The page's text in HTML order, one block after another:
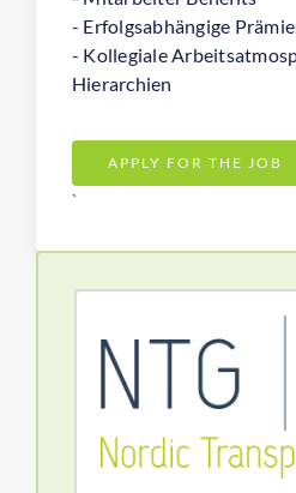
- Erfolgsabhängige
- Kollegiale
Hierarchien
APPLY FOR THE JOB
`